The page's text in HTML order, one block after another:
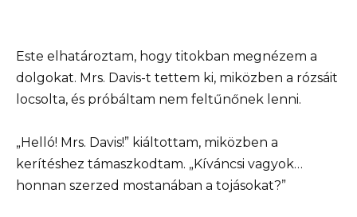
Este elhatároztam, hogy titokban megnézem a
dolgokat. Mrs. Davis-t tettem ki, miközben a rózsáit
locsolta, és próbáltam nem feltűnőnek lenni.
„Helló! Mrs. Davis!” kiáltottam, miközben a
kerítéshez támaszkodtam. „Kíváncsi vagyok…
honnan szerzed mostanában a tojásokat?”